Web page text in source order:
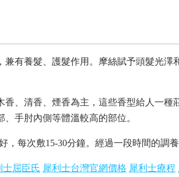
有養髮、護髮作用。摩絲賦予頭髮光澤
清香、煙香為主，這些香型給人一種
手肘內側等體溫較高的部位。
，每次敷15-30分鐘。經過一段時間的調
士屈臣氏 犀利士台灣官網價格 犀利士療程